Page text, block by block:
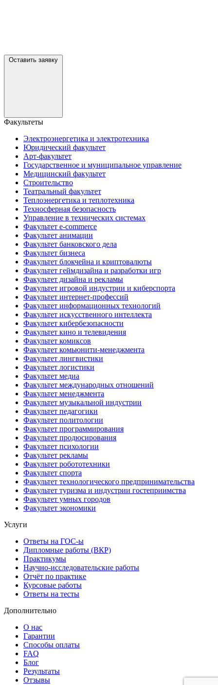
Оставить заявку
Факультеты
Электроэнергетика и электротехника
Юридический факультет
Арт-факультет
Государственное и муниципальное управление
Медицинский факультет
Строительство
Театральный факультет
Теплоэнергетика и теплотехника
Техносферная безопасность
Управление в технических системах
Факультет e-commerce
Факультет анимации
Факультет банковского дела
Факультет бизнеса
Факультет блокчейна и криптовалюты
Факультет геймдизайна и разработки игр
Факультет дизайна и рекламы
Факультет игровой индустрии и киберспорта
Факультет интернет-профессий
Факультет информационных технологий
Факультет искусственного интеллекта
Факультет кибербезопасности
Факультет кино и телевидения
Факультет комиксов
Факультет комьюнити-менеджмента
Факультет лингвистики
Факультет логистики
Факультет медиа
Факультет международных отношений
Факультет менеджмента
Факультет музыкальной индустрии
Факультет педагогики
Факультет политологии
Факультет программирования
Факультет продюсирования
Факультет психологии
Факультет рекламы
Факультет робототехники
Факультет спорта
Факультет технологического предпринимательства
Факультет туризма и индустрии гостеприимства
Факультет умных городов
Факультет экономики
Услуги
Ответы на ГОС-ы
Дипломные работы (ВКР)
Практикумы
Научно-исследовательские работы
Отчёт по практике
Курсовые работы
Ответы на тесты
Дополнительно
О нас
Гарантии
Способы оплаты
FAQ
Блог
Результаты
Отзывы